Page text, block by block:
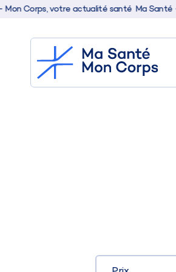
Corps, votre actualité santé Ma Santé –